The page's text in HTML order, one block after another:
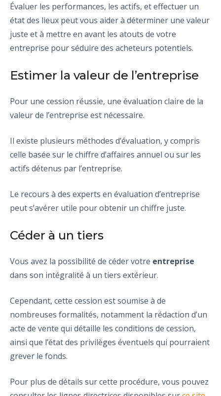
Évaluer les performances, les actifs, et effectuer un
état des lieux peut vous aider à déterminer une valeur
juste et à mettre en avant les atouts de votre
entreprise pour séduire des acheteurs potentiels.
Estimer la valeur de l’entreprise
Pour une cession réussie, une évaluation claire de la
valeur de l’entreprise est nécessaire.
Il existe plusieurs méthodes d’évaluation, y compris
celle basée sur le chiffre d’affaires annuel ou sur les
actifs détenus par l’entreprise.
Le recours à des experts en évaluation d’entreprise
peut s’avérer utile pour obtenir un chiffre juste.
Céder à un tiers
Vous avez la possibilité de céder votre entreprise
dans son intégralité à un tiers extérieur.
Cependant, cette cession est soumise à de
nombreuses formalités, notamment la rédaction d’un
acte de vente qui détaille les conditions de cession,
ainsi que l’état des privilèges éventuels qui pourraient
grever le fonds.
Pour plus de détails sur cette procédure, vous pouvez